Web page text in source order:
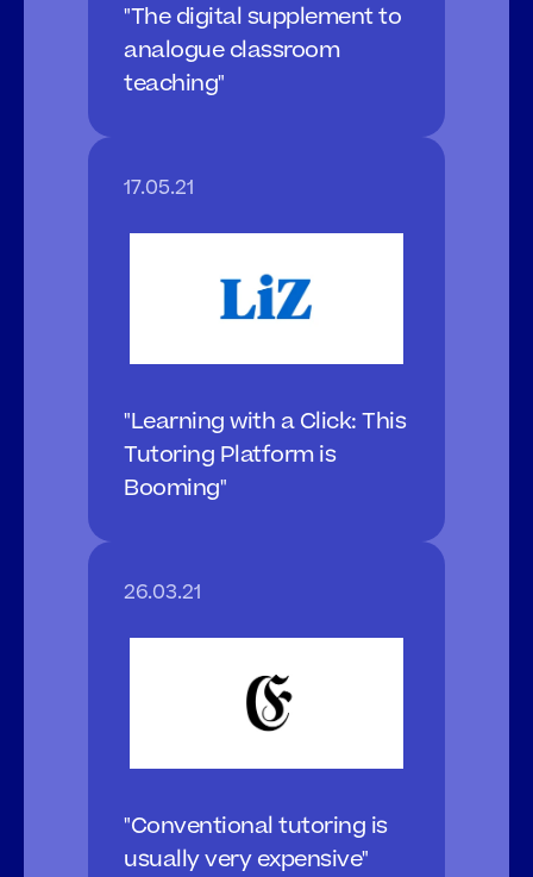
"The digital supplement to
analogue classroom
teaching"
17.05.21
"Learning with a Click: This
Tutoring Platform is
Booming"
26.03.21
"Conventional tutoring is
usually very expensive"